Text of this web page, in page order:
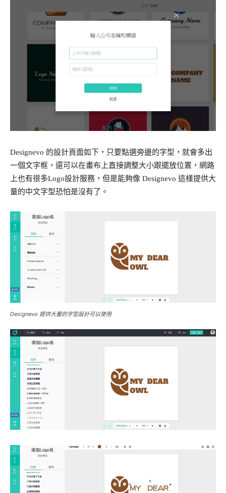
Designevo 的設計頁面如下，只要點選旁邊的字型，就會多出
一個文字框，還可以在畫布上直接調整大小跟擺放位置，網路
上也有很多Logo設計服務，但是能夠像 Designevo 這樣提供大
量的中文字型恐怕是沒有了。
Designevo 提供大量的字型設計可以使用